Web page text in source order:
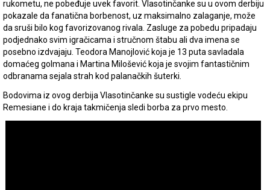
rukometu, ne pobeđuje uvek favorit. Vlasotinčanke su u ovom derbiju
pokazale da fanatična borbenost, uz maksimalno zalaganje, može
da sruši bilo kog favorizovanog rivala. Zasluge za pobedu pripadaju
podjednako svim igračicama i stručnom štabu ali dva imena se
posebno izdvajaju. Teodora Manojlović koja je 13 puta savladala
domaćeg golmana i Martina Milošević koja je svojim fantastičnim
odbranama sejala strah kod palanačkih šuterki.
Bodovima iz ovog derbija Vlasotinčanke su sustigle vodeću ekipu
Remesiane i do kraja takmičenja sledi borba za prvo mesto.